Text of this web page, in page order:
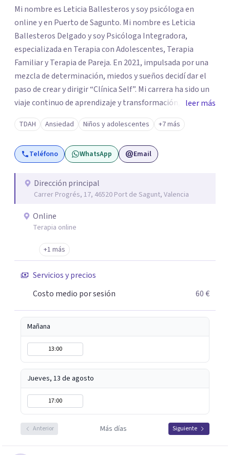
Mi nombre es Leticia Ballesteros y soy psicóloga en
online y en Puerto de Sagunto. Mi nombre es Leticia
Ballesteros Delgado y soy Psicóloga Integradora,
especializada en Terapia con Adolescentes, Terapia
Familiar y Terapia de Pareja. En 2021, impulsada por una
mezcla de determinación, miedos y sueños decidí dar el
paso de crear y dirigir “Clínica Self”. Mi carrera ha sido un
viaje continuo de aprendizaje y transformación,
moldeado por másters, especializaciones y experiencias
que han reafirmado mi verdadera vocación: acompañar a
familias y adolescentes en sus momentos más cruciales,
guiándolos hacia relaciones más saludables y un
leer más
TDAH Ansiedad Niños y adolescentes +7 más
Teléfono WhatsApp Email
Dirección principal
Carrer Progrés, 17, 46520 Port de Sagunt, Valencia
Online
Terapia online
+1 más
Servicios y precios
Costo medio por sesión
60 €
Mañana
13:00
Jueves, 13 de agosto
17:00
Anterior Más días Siguiente